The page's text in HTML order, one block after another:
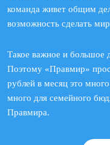
команда живет общим
возможность сделать
Такое важное и большое
Поэтому «Правмир»
рублей в месяц это
много для семейного
Правмира.